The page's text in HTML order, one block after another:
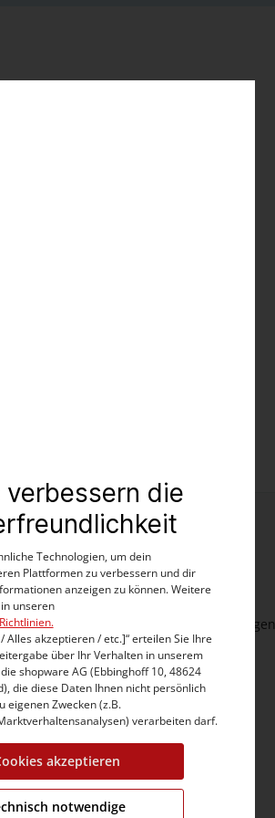
Kundeninformation
Fitguide
Häufige Fragen
Lieferung & Versandkosten
Allgemeine Geschäftsbedingungen
Datenschutzerklärung
Nutzungsregelungen
Cookie Einstellungen
verbessern die
Technologien, um dein
Plattformen zu verbessern und dir
anzeigen zu können. Weitere
unseren
Alles akzeptieren / etc.]“ erteilen Sie Ihre
über Ihr Verhalten in unserem
shopware AG (Ebbinghoff 10, 48624
die diese Daten Ihnen nicht persönlich
eigenen Zwecken (z.B.
verarbeiten darf.
akzeptieren
notwendige